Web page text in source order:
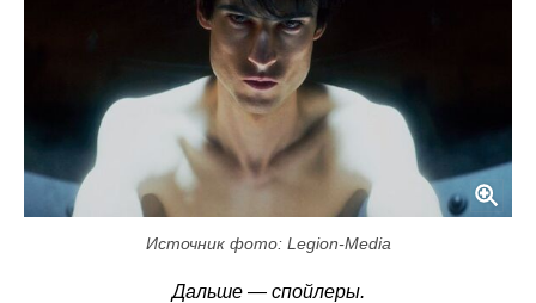
Источник фото: Legion-Media
Дальше — спойлеры.